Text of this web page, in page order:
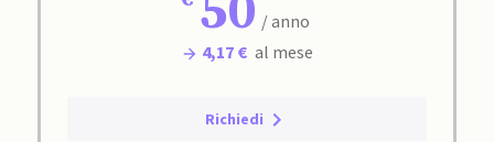
/ anno
4,17 € al mese
Richiedi